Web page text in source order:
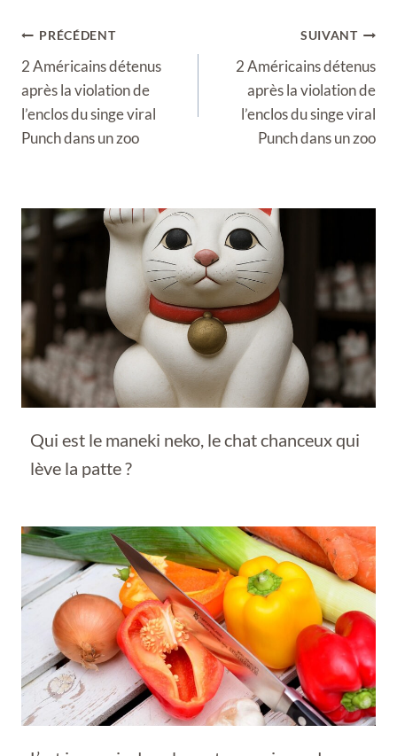
Navigation
de
l’article
PRÉCÉDENT
2 Américains détenus
après la violation de
l’enclos du singe viral
Punch dans un zoo
SUIVANT
2 Américains détenus
après la violation de
l’enclos du singe viral
Punch dans un zoo
Qui est le maneki neko, le chat chanceux qui
lève la patte ?